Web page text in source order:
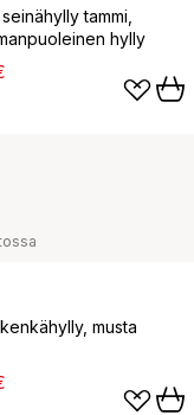
tammi,
hylly
musta